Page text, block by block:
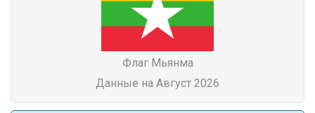
Флаг Мьянма
Данные на Август 2026